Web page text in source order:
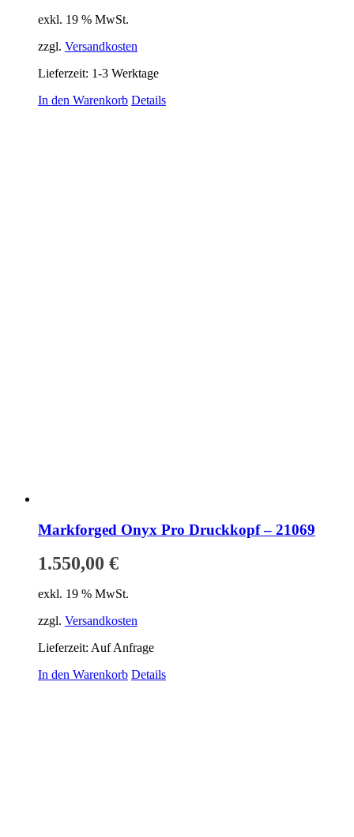
exkl. 19 % MwSt.
zzgl. Versandkosten
Lieferzeit: 1-3 Werktage
In den Warenkorb Details
Markforged Onyx Pro Druckkopf – 21069
1.550,00 €
exkl. 19 % MwSt.
zzgl. Versandkosten
Lieferzeit: Auf Anfrage
In den Warenkorb Details